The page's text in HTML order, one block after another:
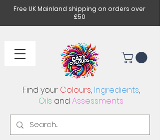
Find your Colours, Ingredients,
Oils and Assessments
Free UK Mainland shipping on orders over
£50